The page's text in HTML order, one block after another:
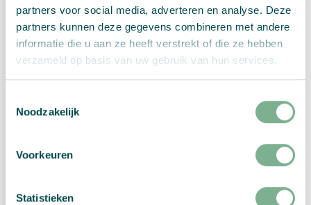
partners voor social media, adverteren en analyse. Deze
partners kunnen deze gegevens combineren met andere
informatie die u aan ze heeft verstrekt of die ze hebben
verzameld op basis van uw gebruik van hun services.
Noodzakelijk
Voorkeuren
Statistieken
Postcard “Together we bloom”
€2,99